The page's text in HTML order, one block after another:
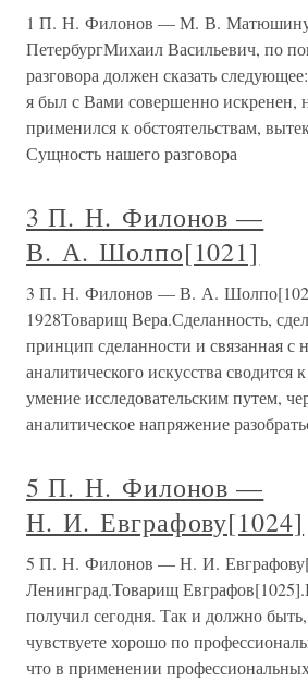
1 П. Н. Филонов — М. В.
ПетербургМихаил Васильевич, по
разговора должен сказать
я был с Вами совершенно искренен,
применился к обстоятельствам,
Сущность нашего разговора
3 П. Н. Филонов —
В. А. Шолпо[1021]
3 П. Н. Филонов — В. А.
1928Товарищ Вера.Сделанность,
принцип сделанности и связанная с
аналитического искусства сводится
умение исследовательским путем,
аналитическое напряжение
5 П. Н. Филонов —
Н. И. Евграфову[1024]
5 П. Н. Филонов — Н. И.
Ленинград.Товарищ
получил сегодня. Так и должно
чувствуете хорошо по
что в применении